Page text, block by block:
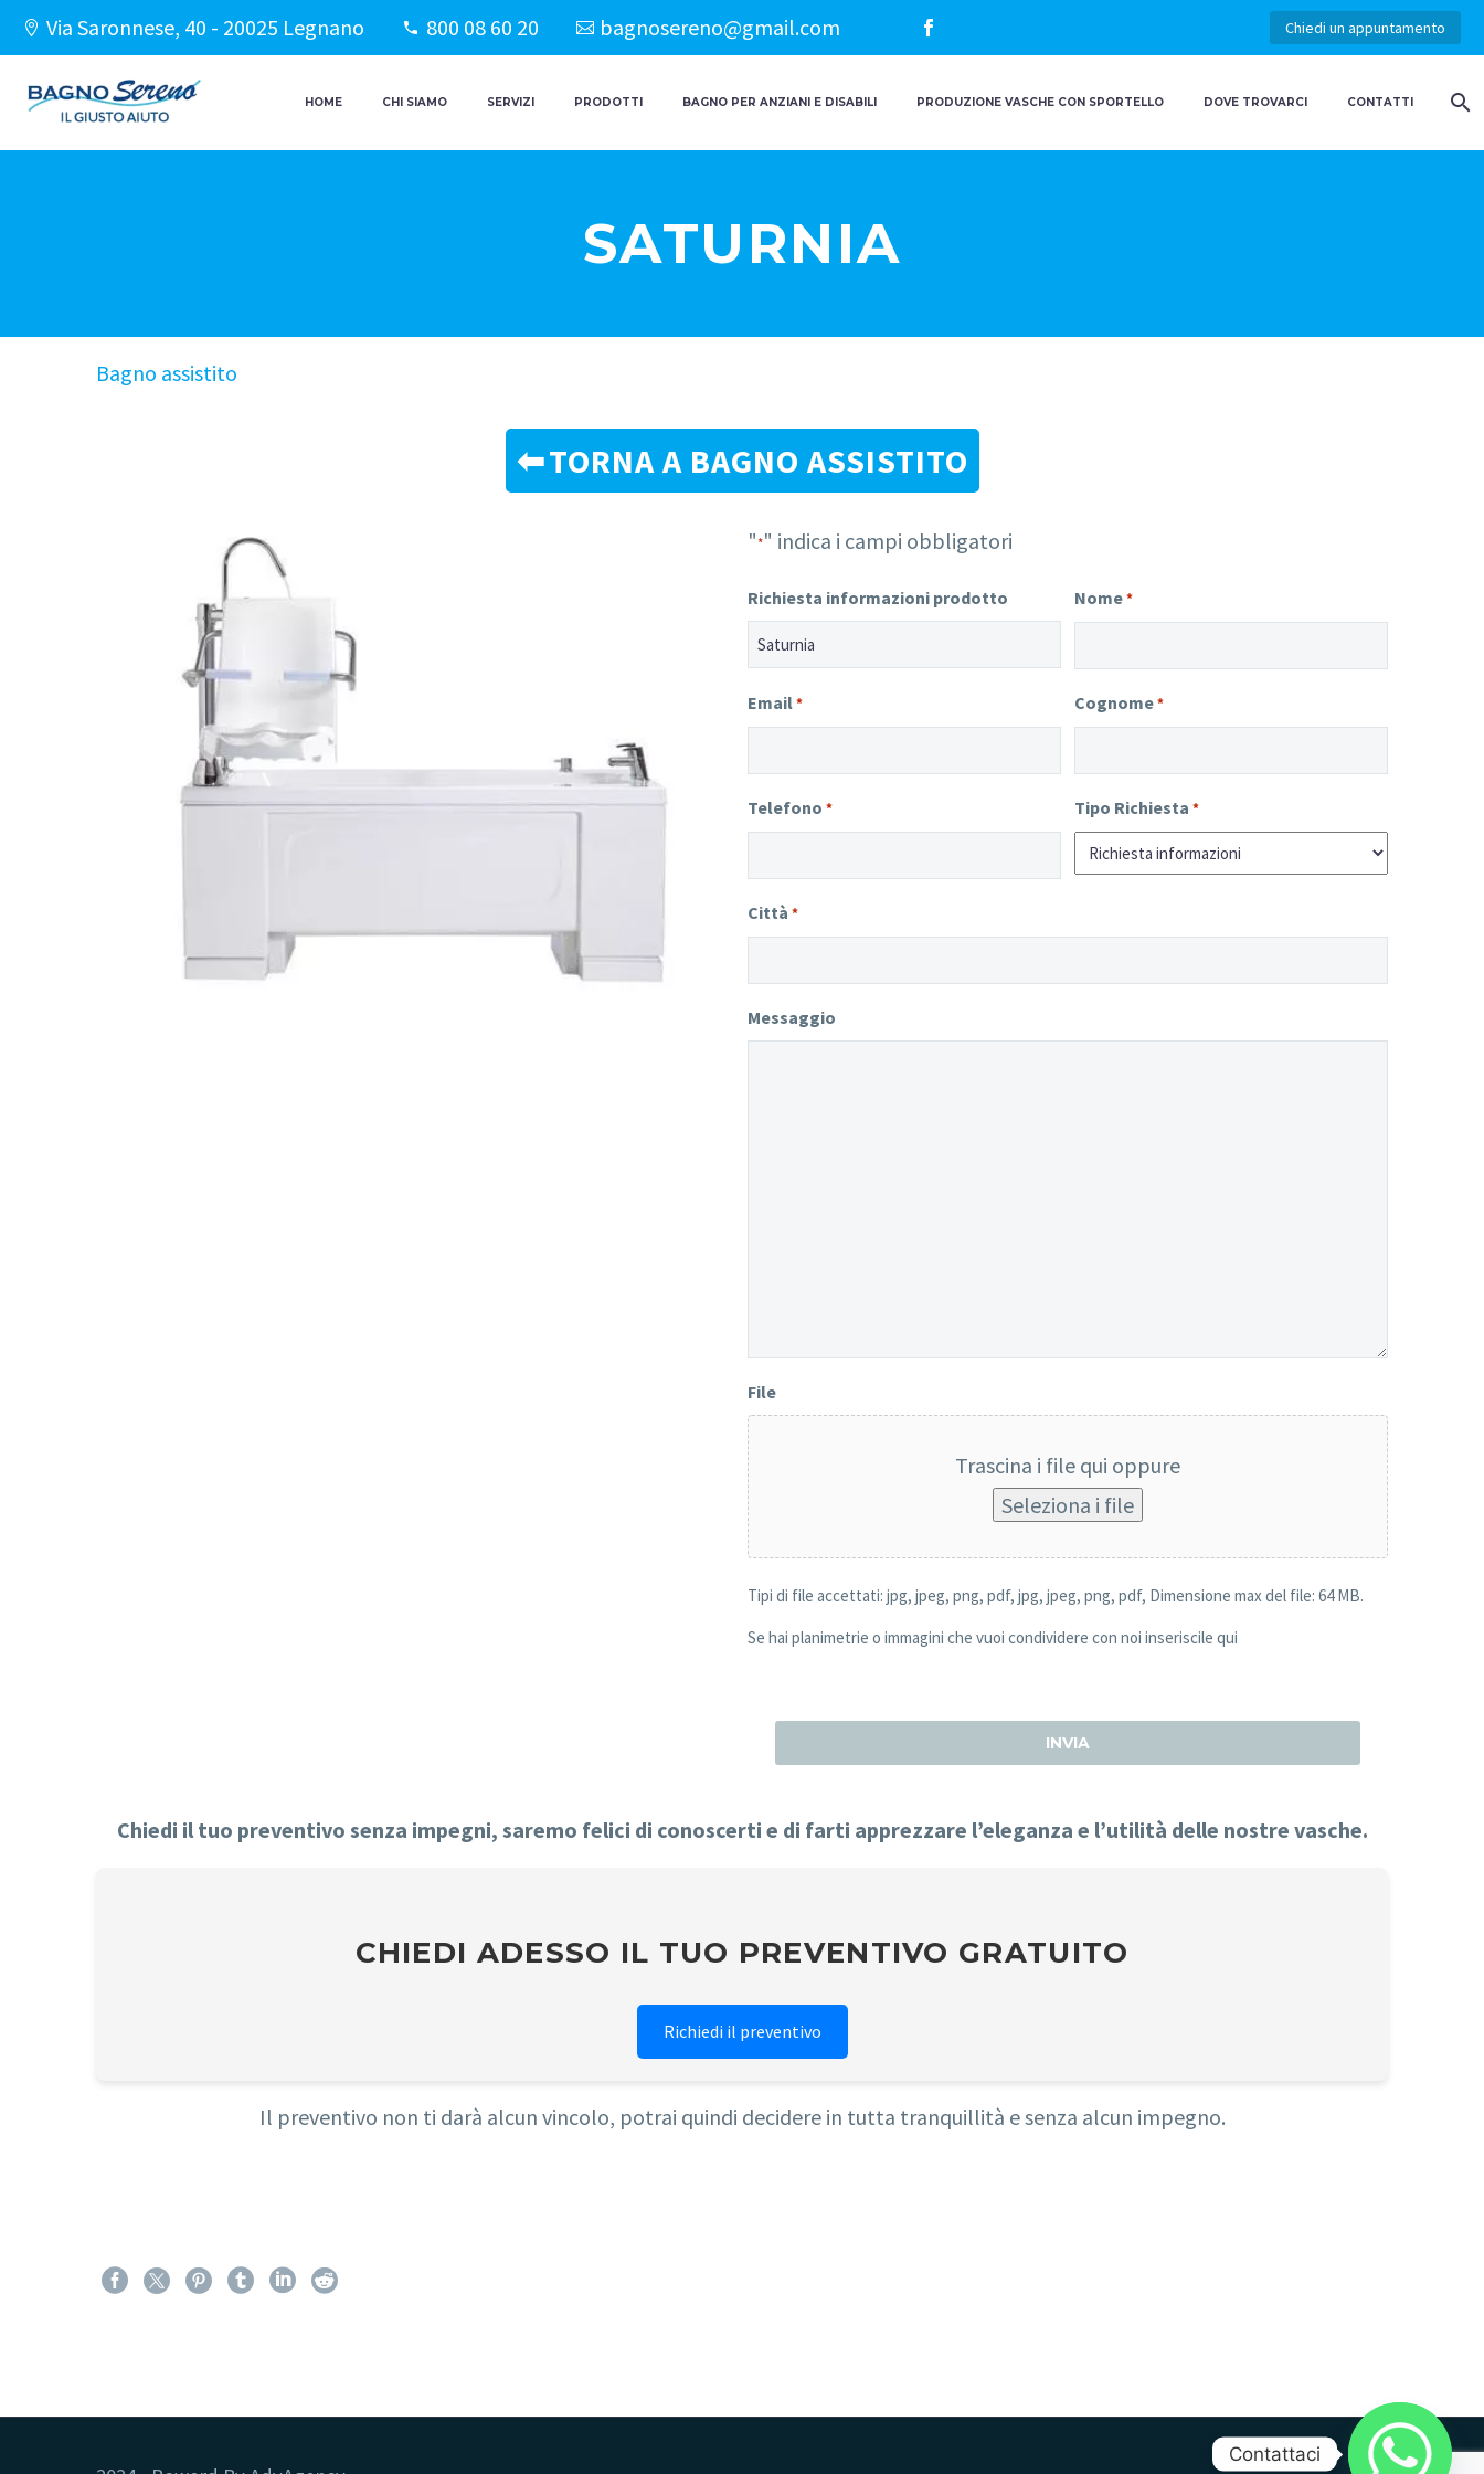
Via Saronnese, 40 - 20025 Legnano 800 08 60 20 bagnosereno@gmail.com Chiedi un appuntamento
HOME CHI SIAMO SERVIZI PRODOTTI BAGNO PER ANZIANI E DISABILI PRODUZIONE VASCHE CON SPORTELLO DOVE TROVARCI CONTATTI
SATURNIA
Bagno assistito
TORNA A BAGNO ASSISTITO
"*" indica i campi obbligatori
Richiesta informazioni prodotto Nome*
Email* Cognome*
Telefono * Tipo Richiesta *
Città *
Messaggio
File
Trascina i file qui oppure
Seleziona i file
Tipi di file accettati: jpg, jpeg, png, pdf, jpg, jpeg, png, pdf, Dimensione max del file: 64 MB.
Se hai planimetrie o immagini che vuoi condividere con noi inseriscile qui
Chiedi il tuo preventivo senza impegni, saremo felici di conoscerti e di farti apprezzare l’eleganza e l’utilità delle nostre vasche.
CHIEDI ADESSO IL TUO PREVENTIVO GRATUITO
Richiedi il preventivo
Il preventivo non ti darà alcun vincolo, potrai quindi decidere in tutta tranquillità e senza alcun impegno.
Contattaci